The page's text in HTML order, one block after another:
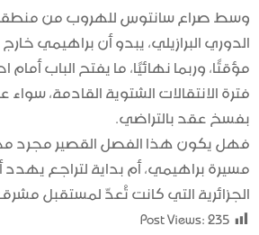
وسط صراع سانتوس للهروب من
الدوري البرازيلي، يبدو أن براهيمي
مؤقتًا، وربما نهائيًا، ما يفتح الباب
فترة الانتقالات الشتوية القادمة، سواء
بفسخ عقد بالتراضي.
فهل يكون هذا الفصل القصير مجرد
مسيرة براهيمي، أم بداية لتراجع يهدد
الجزائرية التي كانت تُعدّ لمستقبل
Post Views:235